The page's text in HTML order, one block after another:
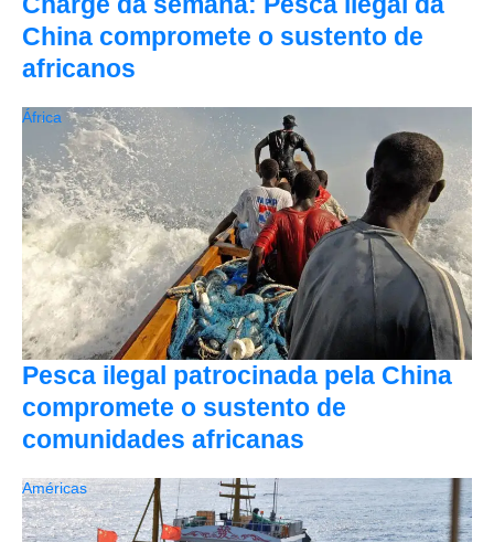
China compromete o sustento de
africanos
Pesca ilegal patrocinada pela China
compromete o sustento de
comunidades africanas
África
Américas